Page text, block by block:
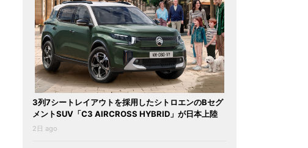
3列7シートレイアウトを採用したシトロエンのBセグ
メントSUV「C3 AIRCROSS HYBRID」が日本上陸
2日 ago